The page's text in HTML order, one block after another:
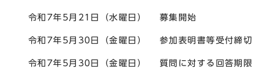
令和7年5月21日（水曜日） 募集開始
令和7年5月30日（金曜日） 参加表明書等受付締切
令和7年5月30日（金曜日） 質問に対する回答期限